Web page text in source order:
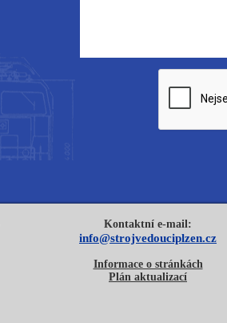
Kontaktní e-mail:
info@strojvedouciplzen.cz
Informace o stránkách
Plán aktualizací